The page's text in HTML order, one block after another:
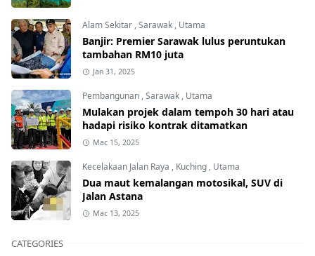
Alam Sekitar ,Sarawak , Utama
Banjir: Premier Sarawak lulus peruntukan
tambahan RM10 juta
Jan 31, 2025
Pembangunan ,Sarawak , Utama
Mulakan projek dalam tempoh 30 hari atau
hadapi risiko kontrak ditamatkan
Mac 15, 2025
Kecelakaan Jalan Raya , Kuching , Utama
Dua maut kemalangan motosikal, SUV di
Jalan Astana
Mac 13, 2025
CATEGORIES